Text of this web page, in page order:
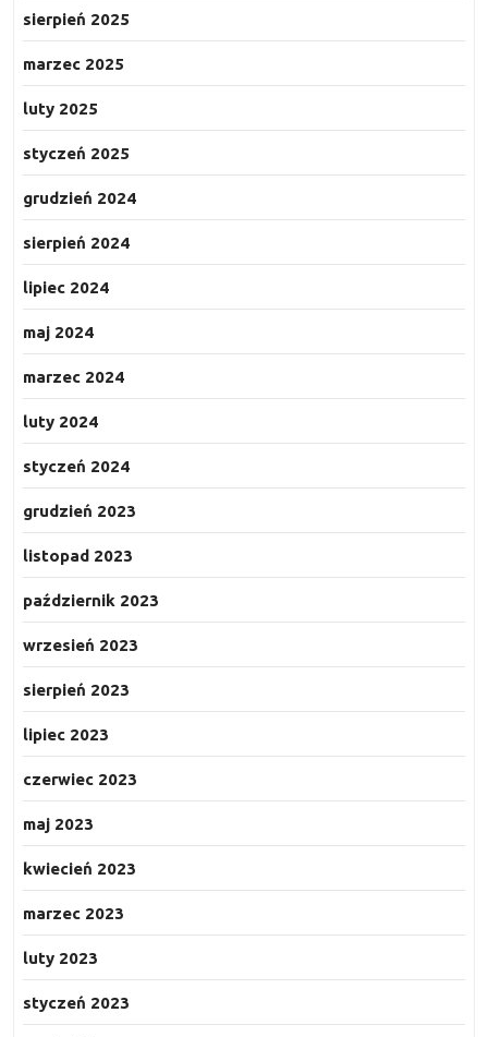
sierpień 2025
marzec 2025
luty 2025
styczeń 2025
grudzień 2024
sierpień 2024
lipiec 2024
maj 2024
marzec 2024
luty 2024
styczeń 2024
grudzień 2023
listopad 2023
październik 2023
wrzesień 2023
sierpień 2023
lipiec 2023
czerwiec 2023
maj 2023
kwiecień 2023
marzec 2023
luty 2023
styczeń 2023